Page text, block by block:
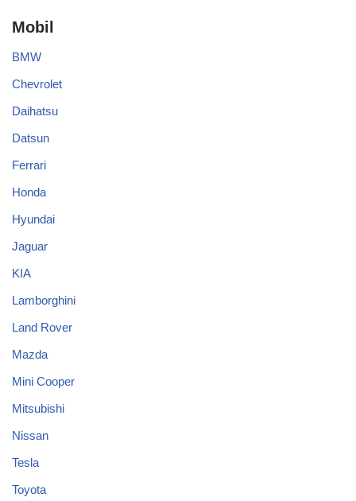
Mobil
BMW
Chevrolet
Daihatsu
Datsun
Ferrari
Honda
Hyundai
Jaguar
KIA
Lamborghini
Land Rover
Mazda
Mini Cooper
Mitsubishi
Nissan
Tesla
Toyota